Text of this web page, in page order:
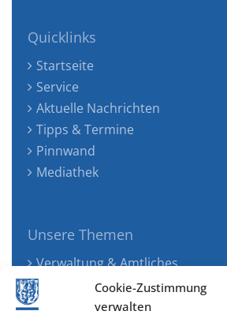
Cookie-Zustimmung
verwalten
Quicklinks
Startseite
Service
Aktuelle Nachrichten
Tipps & Termine
Pinnwand
Mediathek
Unsere Themen
Verwaltung & Amtliches
Jugend, Familie & Gesundheit
Tourismus, Freizeit & Ökologie